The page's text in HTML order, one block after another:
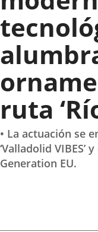
ruta
• La actuación se
‘Valladolid
Generation EU.